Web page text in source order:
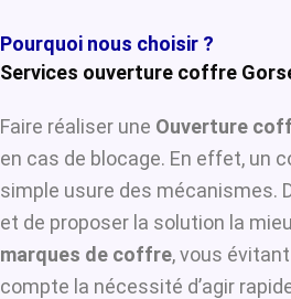
Pourquoi nous choisir ?
Services ouverture coffre
Faire réaliser une Ouverture
en cas de blocage. En effet, un
simple usure des mécanismes.
et de proposer la solution la
marques de coffre, vous
compte la nécessité d’agir